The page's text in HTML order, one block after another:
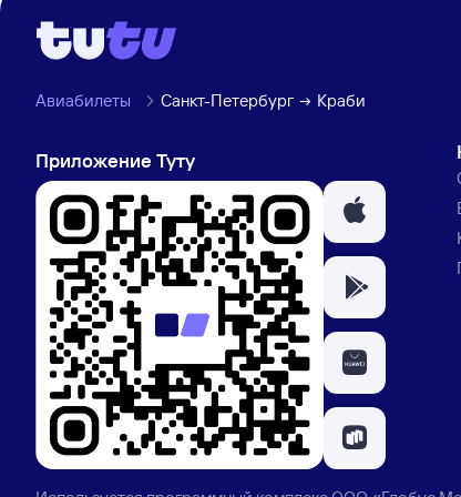
Авиабилеты Санкт-Петербург Краби
Приложение Туту